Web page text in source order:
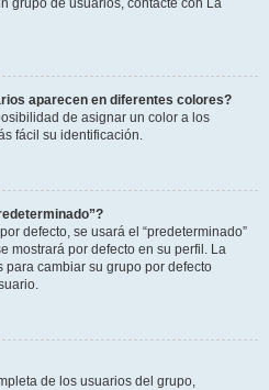
grupo de usuarios, contacte con La
aparecen en diferentes colores?
de asignar un color a los
fácil su identificación.
defecto, se usará el “predeterminado”
mostrará por defecto en su perfil. La
cambiar su grupo por defecto
de los usuarios del grupo,